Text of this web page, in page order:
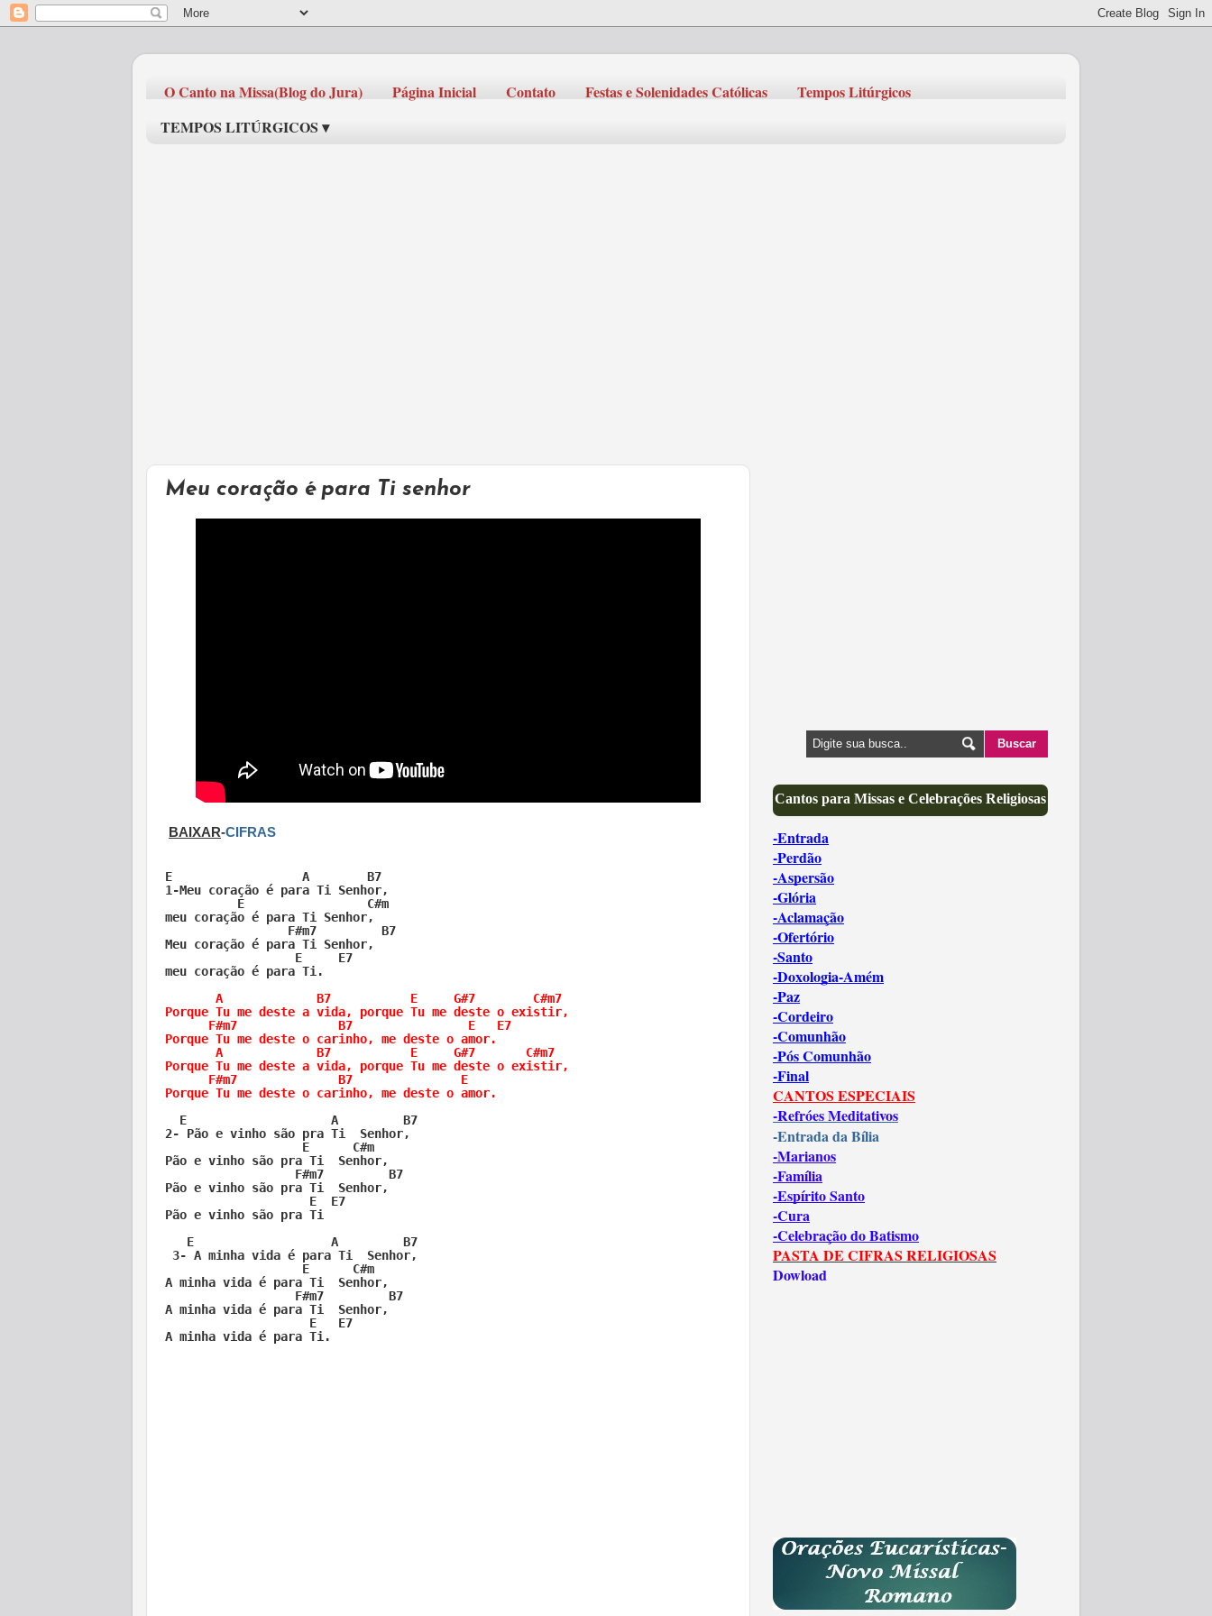
O Canto na Missa(Blog do Jura) Página Inicial Contato Festas e Solenidades Católicas
Tempos Litúrgicos
TEMPOS LITÚRGICOS ▾
Meu coração é para Ti senhor
BAIXAR-CIFRAS
E                  A        B7
1-Meu coração é para Ti Senhor,
          E                 C#m
meu coração é para Ti Senhor,
                 F#m7         B7
Meu coração é para Ti Senhor,
                  E     E7
meu coração é para Ti.
       A             B7           E     G#7        C#m7
Porque Tu me deste a vida, porque Tu me deste o existir,
      F#m7              B7                E   E7
Porque Tu me deste o carinho, me deste o amor.
       A             B7           E     G#7       C#m7
Porque Tu me deste a vida, porque Tu me deste o existir,
      F#m7              B7               E
Porque Tu me deste o carinho, me deste o amor.
  E                    A         B7
2- Pão e vinho são pra Ti  Senhor,
                   E      C#m
Pão e vinho são pra Ti  Senhor,
                  F#m7         B7
Pão e vinho são pra Ti  Senhor,
                    E  E7
Pão e vinho são pra Ti
   E                   A         B7
3- A minha vida é para Ti  Senhor,
                   E      C#m
A minha vida é para Ti  Senhor,
                  F#m7         B7
A minha vida é para Ti  Senhor,
                    E   E7
Cantos para Missas e Celebrações Religiosas
-Entrada
-Perdão
-Aspersão
-Glória
-Aclamação
-Ofertório
-Santo
-Doxologia-Amém
-Paz
-Cordeiro
-Comunhão
-Pós Comunhão
-Final
CANTOS ESPECIAIS
-Refróes Meditativos
-Entrada da Bília
-Marianos
-Família
-Espírito Santo
-Cura
-Celebração do Batismo
PASTA DE CIFRAS RELIGIOSAS
Dowload